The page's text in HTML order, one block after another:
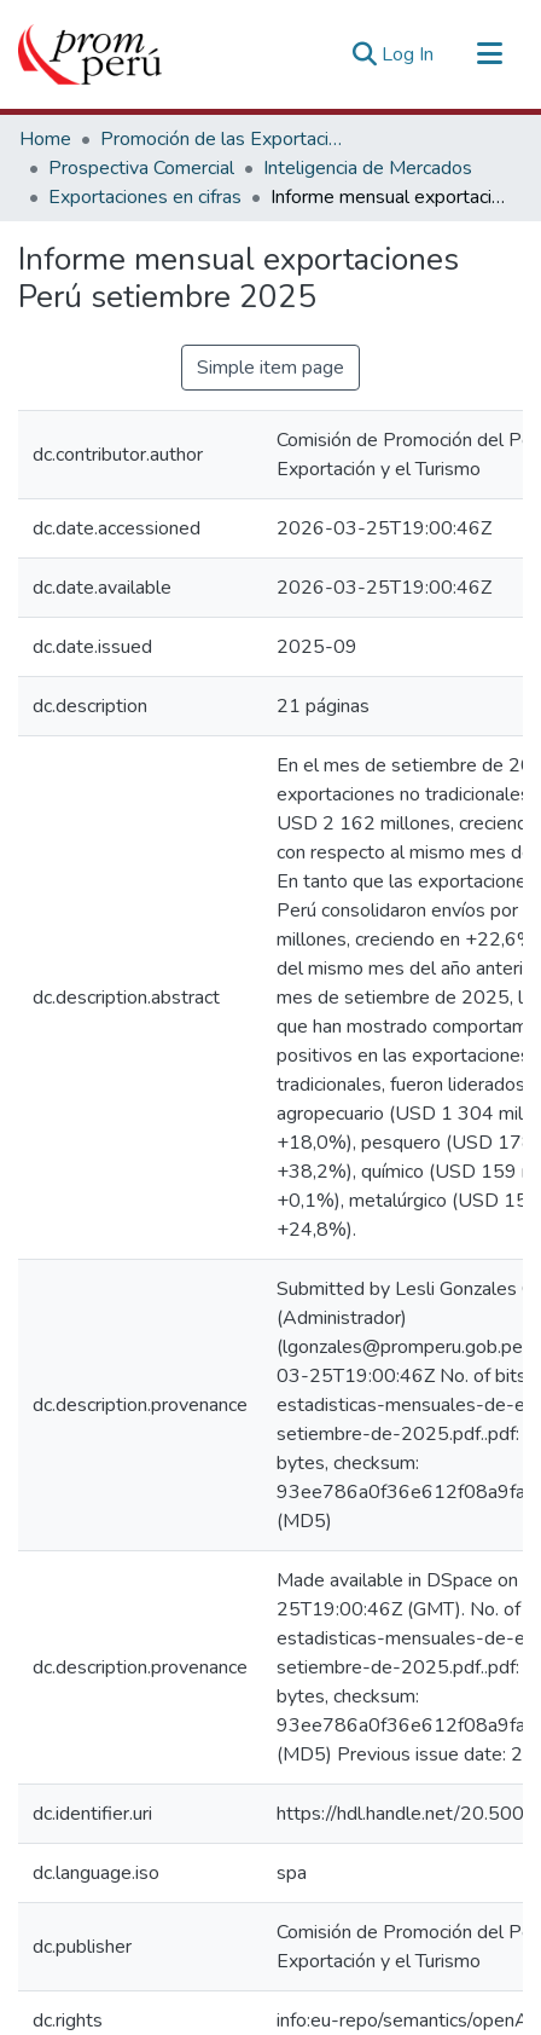
Log In (current)
Communities & Collections
All of DSpace
Statistics
Home
Promoción de las Exportaciones
Prospectiva Comercial
Inteligencia de Mercados
Exportaciones en cifras
Informe mensual exportaciones Perú setiembre 2025
Informe mensual exportaciones
Perú setiembre 2025
Simple item page
dc.contributor.author
Comisión de Promoción del
Exportación y el Turismo
dc.date.accessioned 2026-03-25T19:00:46Z
dc.date.available 2026-03-25T19:00:46Z
dc.date.issued 2025-09
dc.description 21 páginas
dc.description.abstract
En el mes de setiembre de
exportaciones no tradicionales
USD 2 162 millones,
con respecto al mismo mes
En tanto que las
Perú consolidaron envíos por
millones, creciendo en
del mismo mes del año
mes de setiembre de 2025,
que han mostrado
positivos en las exportaciones
tradicionales, fueron liderados
agropecuario (USD 1 304
+18,0%), pesquero (USD 178
+38,2%), químico (USD 159
+0,1%), metalúrgico (USD
+24,8%).
dc.description.provenance
Submitted by Lesli Gonzales
(Administrador)
03-25T19:00:46Z No. of
estadisticas-mensuales-de-
setiembre-de-2025.pdf..pdf:
bytes, checksum:
(MD5)
dc.description.provenance
Made available in DSpace on
25T19:00:46Z (GMT). No. of
estadisticas-mensuales-de-
setiembre-de-2025.pdf..pdf:
bytes, checksum:
(MD5) Previous issue date:
dc.identifier.uri https://hdl.handle.net/
dc.language.iso spa
dc.publisher
Comisión de Promoción del
Exportación y el Turismo
dc.rights info:eu-repo/semantics/